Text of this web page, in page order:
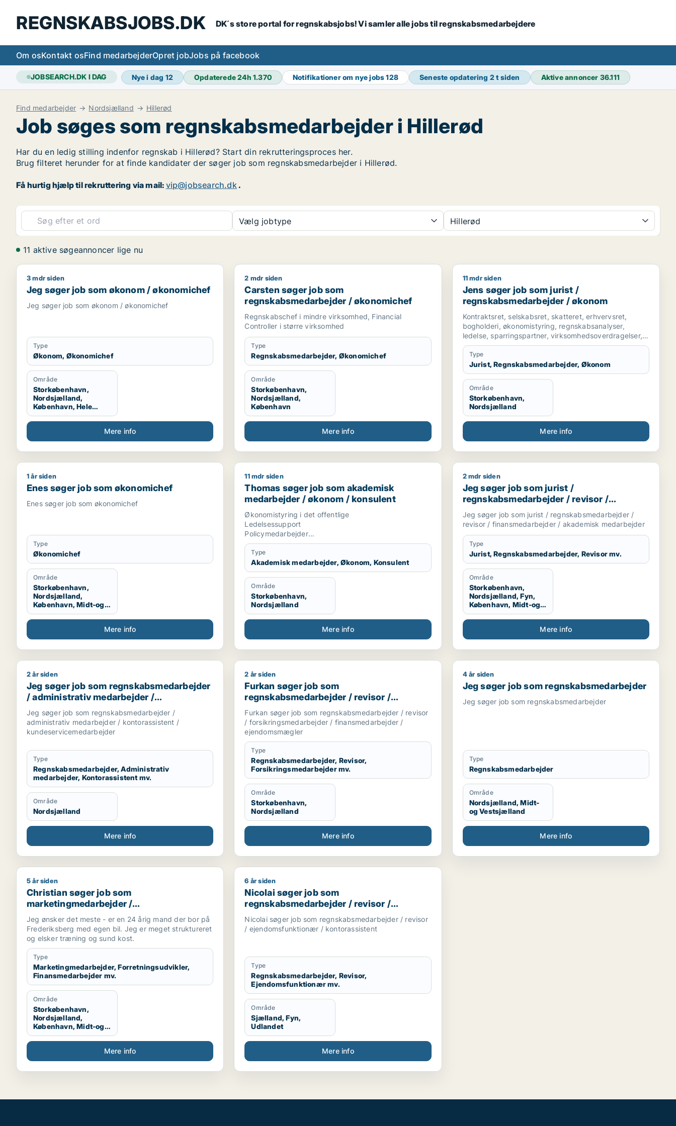
REGNSKABSJOBS.DK DK´s store portal for regnskabsjobs! Vi samler alle jobs til regnskabsmedarbejdere
Om osKontakt osFind medarbejderOpret jobJobs på facebook
JOBSEARCH.DK I DAG Nye i dag 12 Opdaterede 24h1.370 Notifikationer om nye jobs128 Seneste opdatering 2 t siden Aktive annoncer 36.111
Find medarbejder Nordsjælland Hillerød
Job søges som regnskabsmedarbejder i Hillerød
Har du en ledig stilling indenfor regnskab i Hillerød? Start din rekrutteringsproces her.
Brug filteret herunder for at finde kandidater der søger job som regnskabsmedarbejder i Hillerød.
Få hurtig hjælp til rekruttering via mail: vip@jobsearch.dk.
Vælg jobtype Hillerød
11 aktive søgeannoncer lige nu
Jeg søger job som økonom / økonomichef
3 mdr siden
Jeg søger job som økonom / økonomichef
Jeg søger job som økonom / økonomichef
Type
Økonom, Økonomichef
Område
Storkøbenhavn,
Nordsjælland,
København, Hele
Danmark
Mere info
Carsten søger job som regnskabsmedarbejder / økonomichef
2 mdr siden
Carsten søger job som
regnskabsmedarbejder / økonomichef
Regnskabschef i mindre virksomhed, Financial
Controller i større virksomhed
Type
Regnskabsmedarbejder, Økonomichef
Område
Storkøbenhavn,
Nordsjælland,
København
Mere info
Jens søger job som jurist / regnskabsmedarbejder /
11 mdr siden
Jens søger job som jurist /
regnskabsmedarbejder / økonom
Kontraktsret, selskabsret, skatteret, erhvervsret,
bogholderi, økonomistyring, regnskabsanalyser,
ledelse, sparringspartner, virksomhedsoverdragelser,
ejendomsoverdragelser, forretningsudvikling, indkøb,
Type
Jurist, Regnskabsmedarbejder, Økonom
Område
Storkøbenhavn,
Nordsjælland
Mere info
Enes søger job som økonomichef
1 år siden
Enes søger job som økonomichef
Enes søger job som økonomichef
Type
Økonomichef
Område
Storkøbenhavn,
Nordsjælland,
København, Midt-og
Vestsjælland, Hele
Sjælland
Mere info
Thomas søger job som akademisk medarbejder / økonom / konsulent
11 mdr siden
Thomas søger job som akademisk
medarbejder / økonom / konsulent
Økonomistyring i det offentlige
Ledelsessupport
Policymedarbejder
AC-Generalist
Akademiker
Type
Akademisk medarbejder, Økonom, Konsulent
Område
Storkøbenhavn,
Nordsjælland
Mere info
Jeg søger job som jurist / regnskabsmedarbejder /
2 mdr siden
Jeg søger job som jurist /
regnskabsmedarbejder / revisor /
finansmedarbejder / akademisk
medarbejder
Jeg søger job som jurist / regnskabsmedarbejder /
revisor / finansmedarbejder / akademisk medarbejder
Type
Jurist, Regnskabsmedarbejder, Revisor mv.
Område
Storkøbenhavn,
Nordsjælland, Fyn,
København, Midt-og
Vestsjælland,
Sydsjælland, Hele
Mere info
Jeg søger job som regnskabsmedarbejder / administrativ medarbejder / kontorassistent / kundeservicemedarbejder
2 år siden
Jeg søger job som regnskabsmedarbejder
/ administrativ medarbejder /
kontorassistent /
kundeservicemedarbejder
Jeg søger job som regnskabsmedarbejder /
administrativ medarbejder / kontorassistent /
kundeservicemedarbejder
Type
Regnskabsmedarbejder, Administrativ
medarbejder, Kontorassistent mv.
Område
Nordsjælland
Mere info
Furkan søger job som regnskabsmedarbejder / revisor / forsikringsmedarbejder / finansmedarbejder /
2 år siden
Furkan søger job som
regnskabsmedarbejder / revisor /
forsikringsmedarbejder /
finansmedarbejder / ejendomsmægler
Furkan søger job som regnskabsmedarbejder / revisor
/ forsikringsmedarbejder / finansmedarbejder /
ejendomsmægler
Type
Regnskabsmedarbejder, Revisor,
Forsikringsmedarbejder mv.
Område
Storkøbenhavn,
Nordsjælland
Mere info
Jeg søger job som regnskabsmedarbejder
4 år siden
Jeg søger job som regnskabsmedarbejder
Jeg søger job som regnskabsmedarbejder
Type
Regnskabsmedarbejder
Område
Nordsjælland, Midt-
og Vestsjælland
Mere info
Christian søger job som marketingmedarbejder / forretningsudvikler / finansmedarbejder / tjener
5 år siden
Christian søger job som
marketingmedarbejder /
forretningsudvikler / finansmedarbejder /
tjener
Jeg ønsker det meste - er en 24 årig mand der bor på
Frederiksberg med egen bil. Jeg er meget struktureret
og elsker træning og sund kost.
Type
Marketingmedarbejder, Forretningsudvikler,
Finansmedarbejder mv.
Område
Storkøbenhavn,
Nordsjælland,
København, Midt-og
Vestsjælland
Mere info
Nicolai søger job som regnskabsmedarbejder / revisor / ejendomsfunktionær / kontorassistent
6 år siden
Nicolai søger job som
regnskabsmedarbejder / revisor /
ejendomsfunktionær / kontorassistent
Nicolai søger job som regnskabsmedarbejder / revisor
/ ejendomsfunktionær / kontorassistent
Type
Regnskabsmedarbejder, Revisor,
Ejendomsfunktionær mv.
Område
Sjælland, Fyn,
Udlandet
Mere info